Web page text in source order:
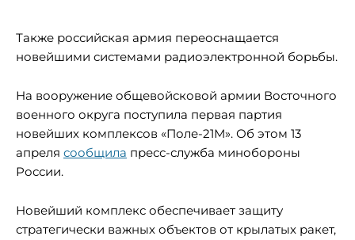
Также российская армия переоснащается
новейшими системами радиоэлектронной борьбы.
На вооружение общевойсковой армии Восточного
военного округа поступила первая партия
новейших комплексов «Поле-21М». Об этом 13
апреля сообщила пресс-служба минобороны
России.
Новейший комплекс обеспечивает защиту
стратегически важных объектов от крылатых ракет,